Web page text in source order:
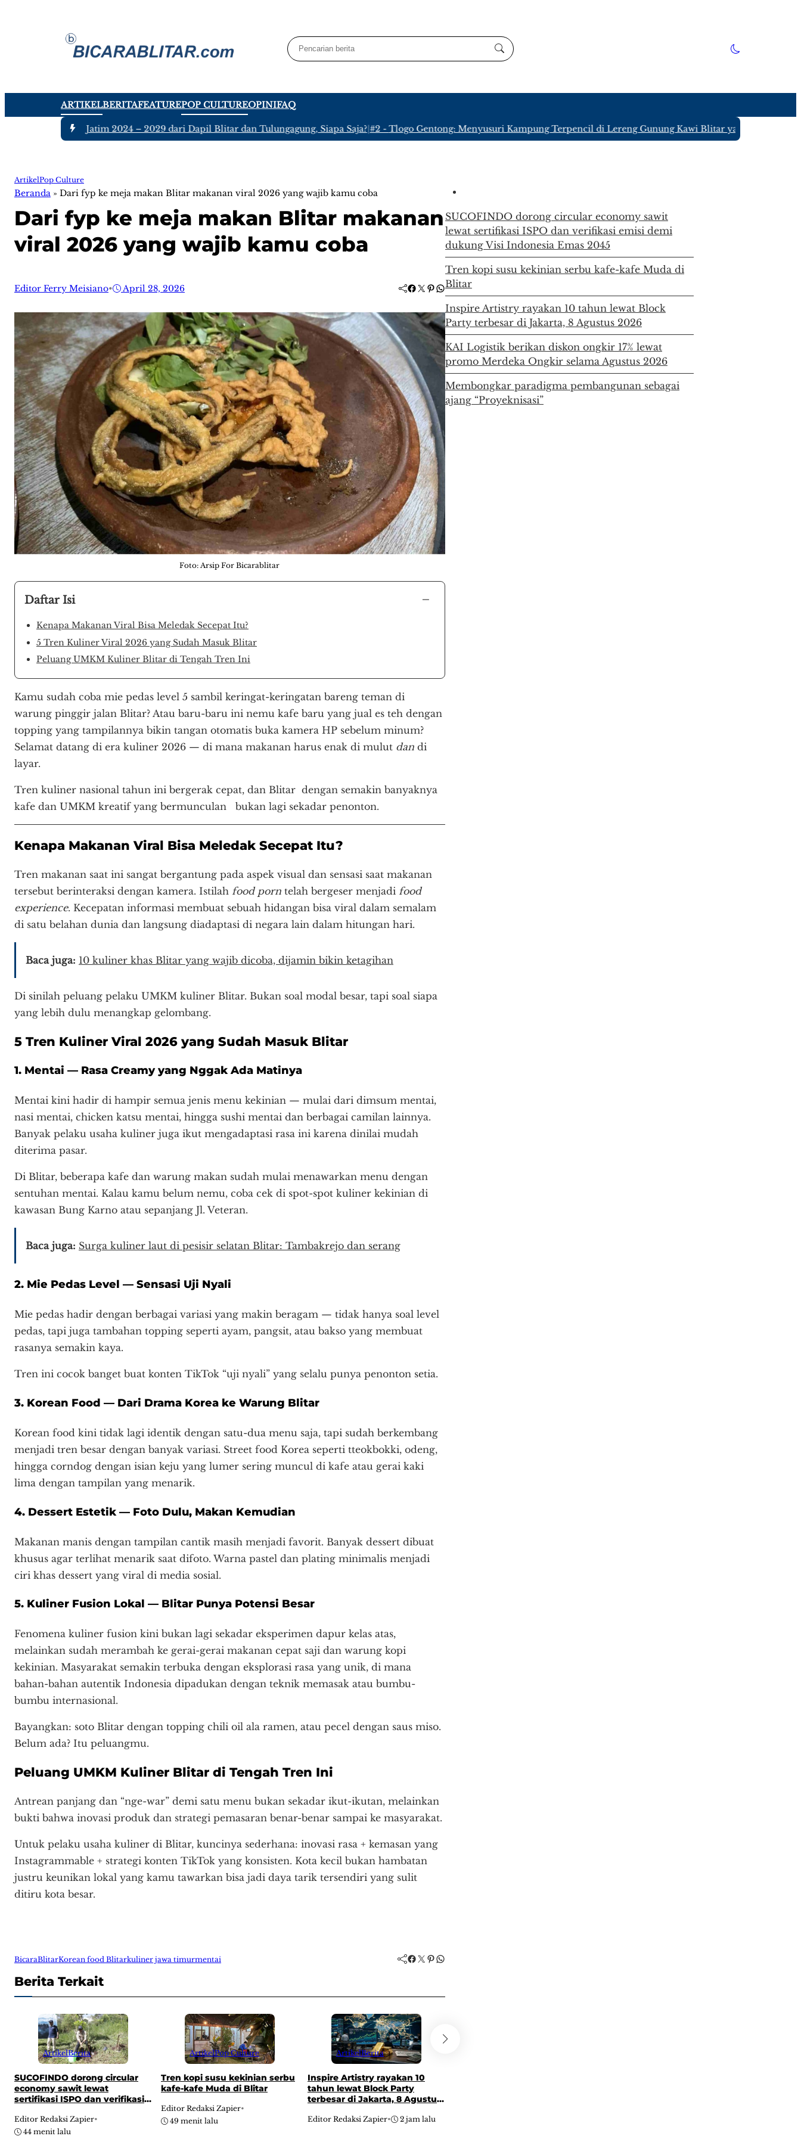
ARTIKELBERITAFEATUREPOP CULTUREOPINIFAQ
DPRD Jatim 2024 – 2029 dari Dapil Blitar dan Tulungagung, Siapa Saja?|#2 -Tlogo Gentong: Menyusuri Kampung Terpencil di Lereng Gunung Kawi Blitar yang Hanya Ditinggali
ArtikelPop Culture
Beranda » Dari fyp ke meja makan Blitar makanan viral 2026 yang wajib kamu coba
Dari fyp ke meja makan Blitar makanan
viral 2026 yang wajib kamu coba
Editor Ferry Meisiano• April 28, 2026 Facebook Twitter Pinterest WhatsApp
Foto: Arsip For Bicarablitar
Daftar Isi −
Kenapa Makanan Viral Bisa Meledak Secepat Itu?
5 Tren Kuliner Viral 2026 yang Sudah Masuk Blitar
Peluang UMKM Kuliner Blitar di Tengah Tren Ini
Kamu sudah coba mie pedas level 5 sambil keringat-keringatan bareng teman di
warung pinggir jalan Blitar? Atau baru-baru ini nemu kafe baru yang jual es teh dengan
topping yang tampilannya bikin tangan otomatis buka kamera HP sebelum minum?
Selamat datang di era kuliner 2026 — di mana makanan harus enak di mulut dan di
layar.
Tren kuliner nasional tahun ini bergerak cepat, dan Blitar dengan semakin banyaknya
kafe dan UMKM kreatif yang bermunculan bukan lagi sekadar penonton.
Kenapa Makanan Viral Bisa Meledak Secepat Itu?
Tren makanan saat ini sangat bergantung pada aspek visual dan sensasi saat makanan
tersebut berinteraksi dengan kamera. Istilah food porn telah bergeser menjadi food
experience. Kecepatan informasi membuat sebuah hidangan bisa viral dalam semalam
di satu belahan dunia dan langsung diadaptasi di negara lain dalam hitungan hari.
Baca juga: 10 kuliner khas Blitar yang wajib dicoba, dijamin bikin ketagihan
Di sinilah peluang pelaku UMKM kuliner Blitar. Bukan soal modal besar, tapi soal siapa
yang lebih dulu menangkap gelombang.
5 Tren Kuliner Viral 2026 yang Sudah Masuk Blitar
1. Mentai — Rasa Creamy yang Nggak Ada Matinya
Mentai kini hadir di hampir semua jenis menu kekinian — mulai dari dimsum mentai,
nasi mentai, chicken katsu mentai, hingga sushi mentai dan berbagai camilan lainnya.
Banyak pelaku usaha kuliner juga ikut mengadaptasi rasa ini karena dinilai mudah
diterima pasar.
Di Blitar, beberapa kafe dan warung makan sudah mulai menawarkan menu dengan
sentuhan mentai. Kalau kamu belum nemu, coba cek di spot-spot kuliner kekinian di
kawasan Bung Karno atau sepanjang Jl. Veteran.
Baca juga: Surga kuliner laut di pesisir selatan Blitar: Tambakrejo dan serang
2. Mie Pedas Level — Sensasi Uji Nyali
Mie pedas hadir dengan berbagai variasi yang makin beragam — tidak hanya soal level
pedas, tapi juga tambahan topping seperti ayam, pangsit, atau bakso yang membuat
rasanya semakin kaya.
Tren ini cocok banget buat konten TikTok “uji nyali” yang selalu punya penonton setia.
3. Korean Food — Dari Drama Korea ke Warung Blitar
Korean food kini tidak lagi identik dengan satu-dua menu saja, tapi sudah berkembang
menjadi tren besar dengan banyak variasi. Street food Korea seperti tteokbokki, odeng,
hingga corndog dengan isian keju yang lumer sering muncul di kafe atau gerai kaki
lima dengan tampilan yang menarik.
4. Dessert Estetik — Foto Dulu, Makan Kemudian
Makanan manis dengan tampilan cantik masih menjadi favorit. Banyak dessert dibuat
khusus agar terlihat menarik saat difoto. Warna pastel dan plating minimalis menjadi
ciri khas dessert yang viral di media sosial.
5. Kuliner Fusion Lokal — Blitar Punya Potensi Besar
Fenomena kuliner fusion kini bukan lagi sekadar eksperimen dapur kelas atas,
melainkan sudah merambah ke gerai-gerai makanan cepat saji dan warung kopi
kekinian. Masyarakat semakin terbuka dengan eksplorasi rasa yang unik, di mana
bahan-bahan autentik Indonesia dipadukan dengan teknik memasak atau bumbu-
bumbu internasional.
Bayangkan: soto Blitar dengan topping chili oil ala ramen, atau pecel dengan saus miso.
Belum ada? Itu peluangmu.
Peluang UMKM Kuliner Blitar di Tengah Tren Ini
Antrean panjang dan “nge-war” demi satu menu bukan sekadar ikut-ikutan, melainkan
bukti bahwa inovasi produk dan strategi pemasaran benar-benar sampai ke masyarakat.
Untuk pelaku usaha kuliner di Blitar, kuncinya sederhana: inovasi rasa + kemasan yang
Instagrammable + strategi konten TikTok yang konsisten. Kota kecil bukan hambatan
justru keunikan lokal yang kamu tawarkan bisa jadi daya tarik tersendiri yang sulit
ditiru kota besar.
BicaraBlitarKorean food Blitarkuliner jawa timurmentai Facebook Twitter Pinterest WhatsApp
Berita Terkait
ArtikelBerita
SUCOFINDO dorong circular
economy sawit lewat
sertifikasi ISPO dan verifikasi
Indonesia Emas 2045
Editor Redaksi Zapier•
44 menit lalu
ArtikelPop Culture
Tren kopi susu kekinian serbu
kafe-kafe Muda di Blitar
Editor Redaksi Zapier•
49 menit lalu
ArtikelBerita
Inspire Artistry rayakan 10
tahun lewat Block Party
terbesar di Jakarta, 8 Agustus
Editor Redaksi Zapier• 2 jam lalu
SUCOFINDO dorong circular economy sawit
lewat sertifikasi ISPO dan verifikasi emisi demi
dukung Visi Indonesia Emas 2045
Tren kopi susu kekinian serbu kafe-kafe Muda di
Blitar
Inspire Artistry rayakan 10 tahun lewat Block
Party terbesar di Jakarta, 8 Agustus 2026
KAI Logistik berikan diskon ongkir 17% lewat
promo Merdeka Ongkir selama Agustus 2026
Membongkar paradigma pembangunan sebagai
ajang “Proyeknisasi”